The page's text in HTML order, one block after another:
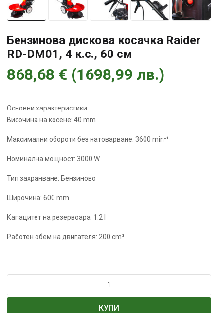
Бензинова дискова косачка Raider
RD-DM01, 4 к.с., 60 см
868,68 € (1698,99 лв.)
Основни характеристики:
Височина на косене: 40 mm
Максимални обороти без натоварване: 3600 min⁻¹
Номинална мощност: 3000 W
Тип захранване: Бензиново
Широчина: 600 mm
Капацитет на резервоара: 1.2 l
Работен обем на двигателя: 200 cm³
Бензинова
КУПИ